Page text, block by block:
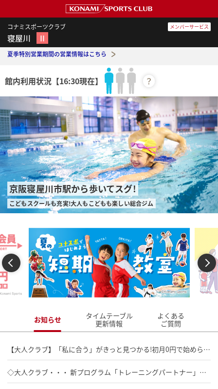
コナミスポーツクラブ
寝屋川 Ⅱ
メンバーサービス
夏季特別営業期間の営業情報はこちら
館内利用状況 【16:30現在】 ？
京阪寝屋川市駅から歩いてスグ!
こどもスクールも充実!大人もこどもも楽しい総合ジム
Previous Next
お知らせ
タイムテーブル
更新情報
よくある
ご質問
【大人クラブ】「私に合う」がきっと見つかる!初月0円で始められるスタート応援会員募集中!!
◇大人クラブ・・・ 新プログラム「トレーニングパートナー」導入開始!!